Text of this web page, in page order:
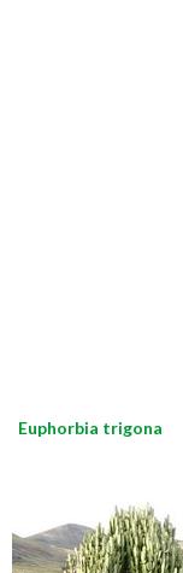
Euphorbia trigona